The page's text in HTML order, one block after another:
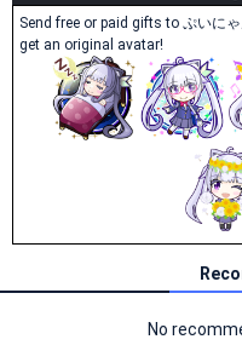
Send free or paid gifts to ぷいに
get an original avatar!
No